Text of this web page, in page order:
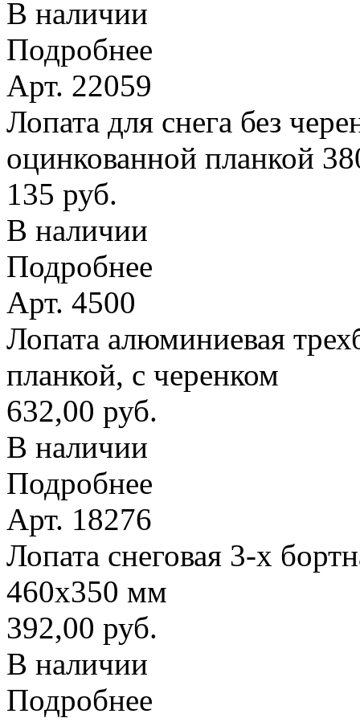
В наличии
Подробнее
Арт. 22059
Лопата для снега без
оцинкованной планкой
135 руб.
В наличии
Подробнее
Арт. 4500
Лопата алюминиевая
планкой, с черенком
632,00 руб.
В наличии
Подробнее
Арт. 18276
Лопата снеговая 3-х
460х350 мм
392,00 руб.
В наличии
Подробнее